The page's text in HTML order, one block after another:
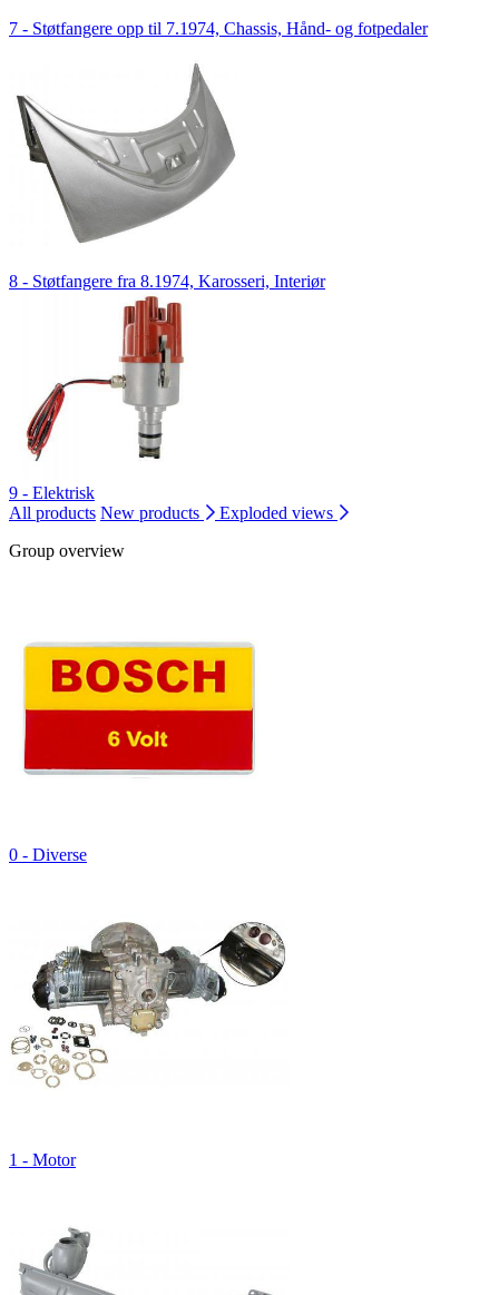
7 - Støtfangere opp til 7.1974, Chassis, Hånd- og fotpedaler
8 - Støtfangere fra 8.1974, Karosseri, Interiør
9 - Elektrisk
All products New products
Exploded views
Group overview
0 - Diverse
1 - Motor